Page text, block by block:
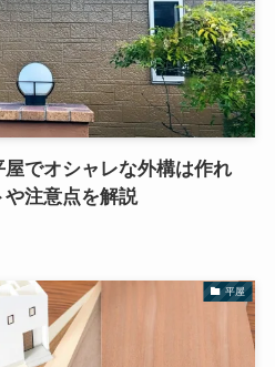
屋でオシャレな外構は作れ
注意点を解説
平屋